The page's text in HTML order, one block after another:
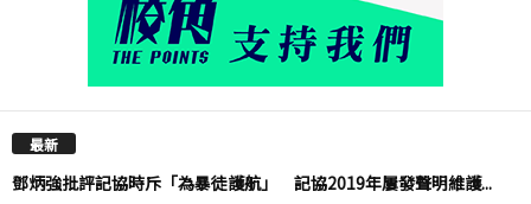
最新
鄧炳強批評記協時斥「為暴徒護航」 記協2019年屢發聲明維護...